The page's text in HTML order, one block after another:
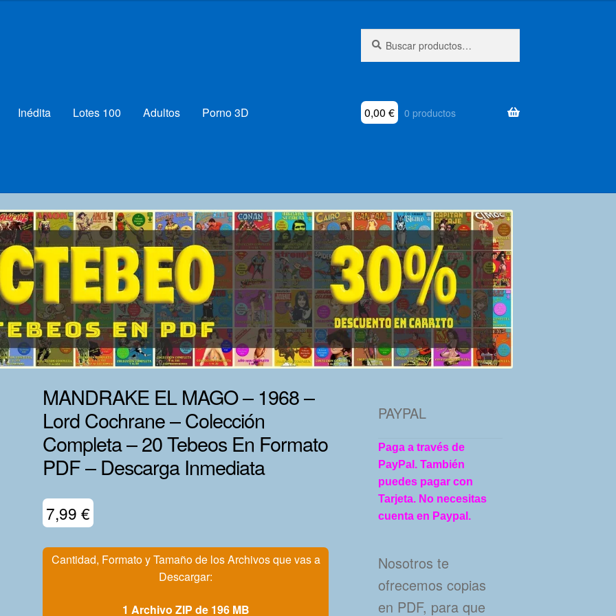
por:
Inédita Lotes 100 Adultos Porno 3D 0,00 € 0 productos
MANDRAKE EL MAGO – 1968 –
Lord Cochrane – Colección
Completa – 20 Tebeos En Formato
PDF – Descarga Inmediata
7,99€
Cantidad, Formato y Tamaño de los Archivos que vas a
Descargar:
1 Archivo ZIP de 196 MB
PAYPAL
Paga a través de
PayPal. También
puedes pagar con
Tarjeta. No necesitas
cuenta en Paypal.
Nosotros te
ofrecemos copias
en PDF, para que